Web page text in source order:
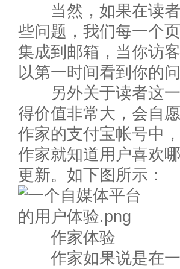
当然，如果在读者
些问题，我们每一个
集成到邮箱，当你访
以第一时间看到你的
另外关于读者这一
得价值非常大，会自
作家的支付宝帐号中
作家就知道用户喜欢
更新。如下图所示：
作家体验
作家如果说是在一